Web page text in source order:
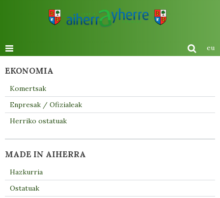
eu
EKONOMIA
Komertsak
Enpresak / Ofizialeak
Herriko ostatuak
MADE IN AIHERRA
Hazkurria
Ostatuak